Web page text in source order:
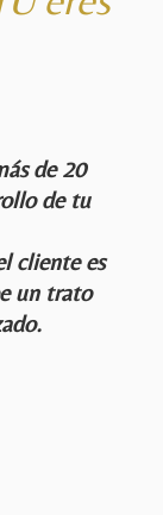
de 20
de tu
cliente es
un trato